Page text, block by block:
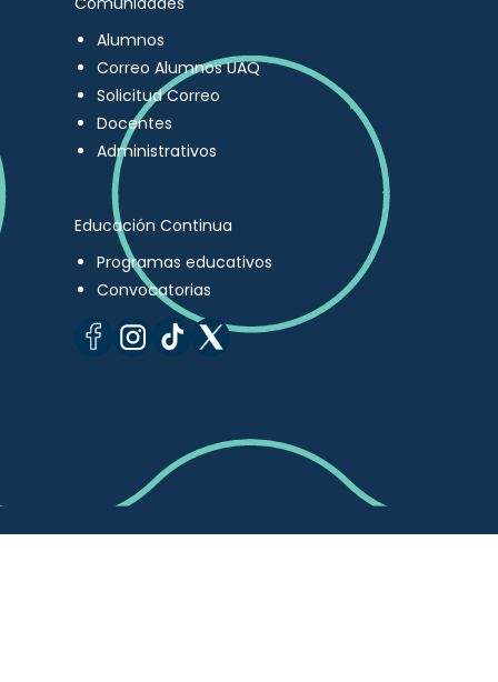
Alumnos
Correo Alumnos UAQ
Solicitud Correo
Docentes
Administrativos
Educación Continua
Programas educativos
Convocatorias